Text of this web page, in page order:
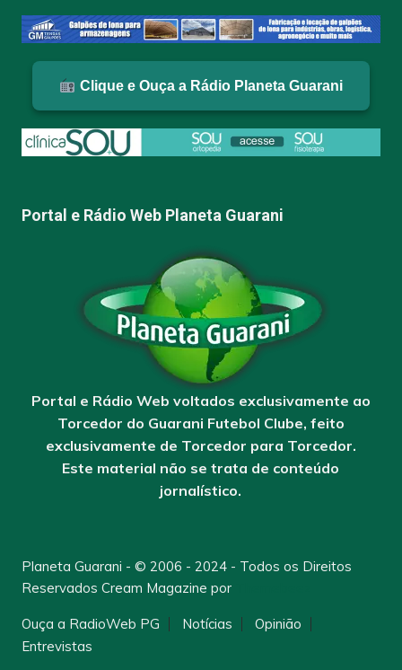
Clique e Ouça a Rádio Planeta Guarani
Portal e Rádio Web Planeta Guarani
Portal e Rádio Web voltados exclusivamente ao
Torcedor do Guarani Futebol Clube, feito
exclusivamente de Torcedor para Torcedor.
Este material não se trata de conteúdo
jornalístico.
Planeta Guarani - © 2006 - 2024 - Todos os Direitos
Reservados Cream Magazine por
Ouça a RadioWeb PG Notícias
Opinião
Entrevistas